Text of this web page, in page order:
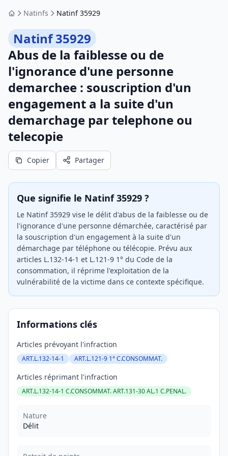
AccueilNatinfs Natinf 35929
Natinf 35929
Abus de la faiblesse ou de
l'ignorance d'une personne
demarchee : souscription d'un
engagement a la suite d'un
demarchage par telephone ou
telecopie
Copier Partager
Que signifie le Natinf 35929 ?
Le Natinf 35929 vise le délit d'abus de la faiblesse ou de
l'ignorance d'une personne démarchée, caractérisé par
la souscription d'un engagement à la suite d'un
démarchage par téléphone ou télécopie. Prévu aux
articles L.132-14-1 et L.121-9 1° du Code de la
consommation, il réprime l'exploitation de la
vulnérabilité de la victime dans ce contexte spécifique.
Informations clés
Articles prévoyant l'infraction
ART.L.132-14-1 ART.L.121-9 1° C.CONSOMMAT.
Articles réprimant l'infraction
ART.L.132-14-1 C.CONSOMMAT. ART.131-30 AL.1 C.PENAL.
Nature
Délit